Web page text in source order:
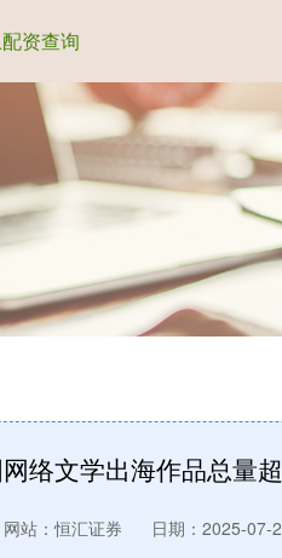
资查询
络文学出海作品总量
网站：恒汇证券 日期：2025-07-